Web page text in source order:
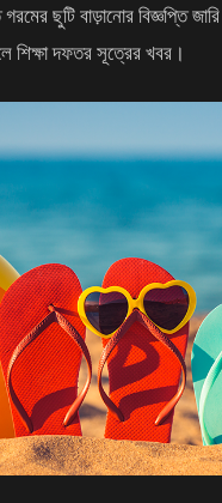
ছুটি বাড়ানোর বিজ্ঞপ্তি
শিক্ষা দফতর সূত্রের খবর।